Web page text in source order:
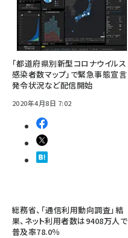
「都道府県別新型コロナウイルス
感染者数マップ」で緊急事態宣言
発令状況など配信開始
2020年4月8日 7:02
総務省、「通信利用動向調査」結
果、ネット利用者数は9408万人で
普及率78.0％